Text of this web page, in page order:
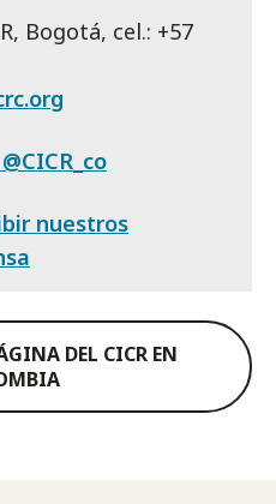
Bogotá, cel.: +57
nuestros
DEL CICR EN